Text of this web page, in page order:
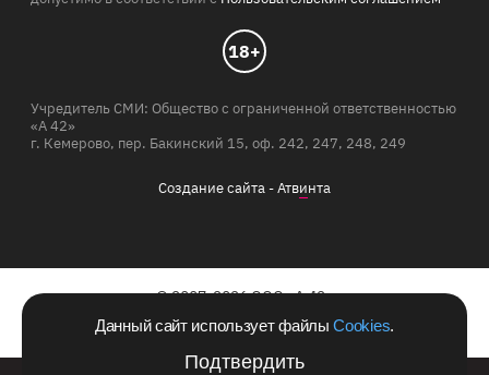
Данный сайт использует файлыCookies.
Подтвердить
18+
Учредитель СМИ: Общество с ограниченной ответственностью
«А 42»
г. Кемерово, пер. Бакинский 15, оф. 242, 247, 248, 249
Создание сайта -Атвинта
© 2007-2026 ООО «А 42»
Сайт зарегистрирован в Роскомнадзоре 10.06.2011 г.